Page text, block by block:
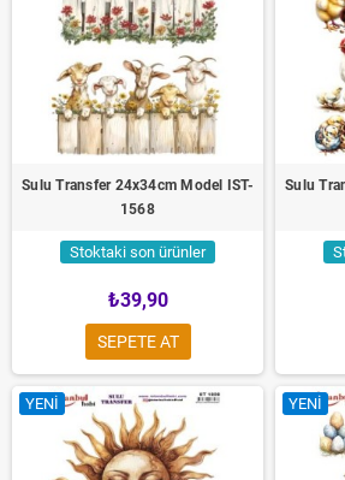
Sulu Transfer 24x34cm Model IST-
1568
Stoktaki son ürünler
₺39,90
SEPETE AT
Sulu
YENI YENI